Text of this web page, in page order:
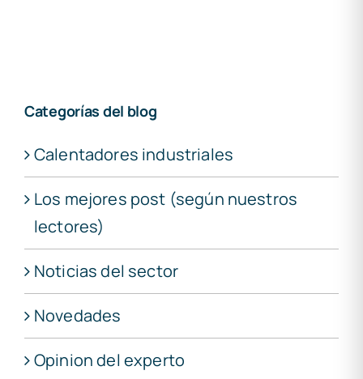
Categorías del blog
Calentadores industriales
Los mejores post (según nuestros
lectores)
Noticias del sector
Novedades
Opinion del experto